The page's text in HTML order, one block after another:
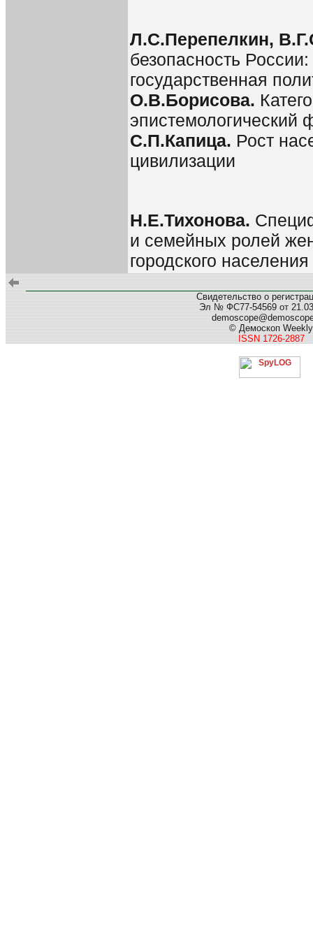
Л.С.Перепелкин,
безопасность
государственная
О.В.Борисова.
эпистемологический
С.П.Капица. Рост
цивилизации
Н.Е.Тихонова.
и семейных ролей
городского населения
Свидетельство о
Эл № ФС77-54569 от
© Демоскоп Weekly
ISSN 1726-2887